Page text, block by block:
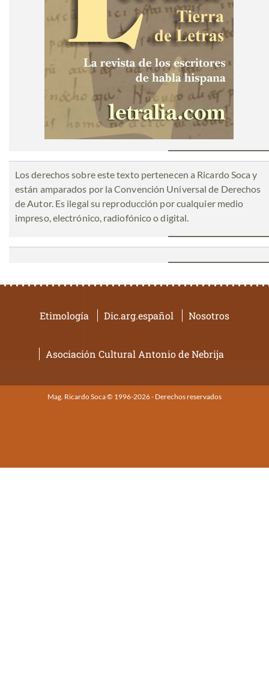
Los derechos sobre este texto pertenecen a Ricardo Soca y
están amparados por la Convención Universal de Derechos
de Autor. Es ilegal su reproducción por cualquier medio
impreso, electrónico, radiofónico o digital.
Etimología Dic.arg.español Nosotros
Asociación Cultural Antonio de Nebrija
Mag. Ricardo Soca © 1996-2026 - Derechos reservados